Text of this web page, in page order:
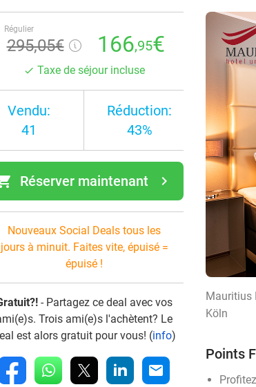
Régulier
295,05€ 166,95€
Taxe de séjour incluse
Vendu:
41
Réduction:
43%
navigate_next
Réserver maintenant
Nouveaux Social Deals tous les
jours à minuit. Faites vite, épuisé =
épuisé !
- Partagez ce deal avec vos
Trois ami(e)s l'achètent? Le
est alors gratuit pour vous! (info)
fb whatsapp linkedin mail
Mauritius
Köln
Points